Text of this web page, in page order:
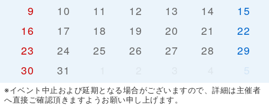
9
10 11 12 13 14
15
16
17 18 19 20 21
22
23
24 25 26 27 28
29
30
31 5
※イベント中止および延期となる場合がございますので、詳細は主催者
へ直接ご確認頂きますようお願い申し上げます。